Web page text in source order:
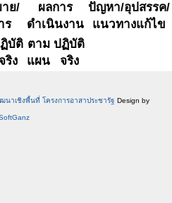
าย/
ร
ผลการ
ดำเนินงาน
ปัญหา/อุปสรรค/
แนวทางแก้ไข
บัติ
ริง
ตาม
แผน
ปฏิบัติ
จริง
าเชิงพื้นที่ โครงการอาสาประชารัฐ Design by